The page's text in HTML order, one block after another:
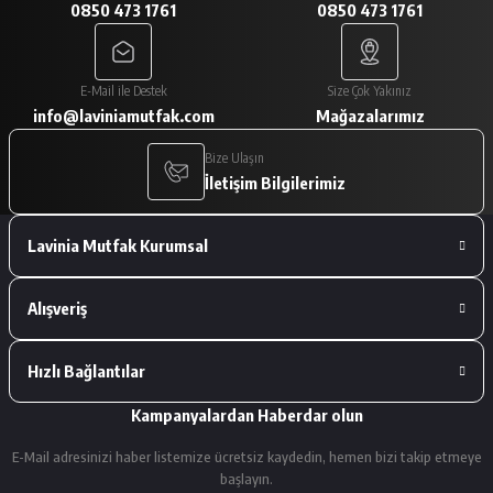
A... V... | 29/01/2026
Paketleme çok iyiydi. Ürünler tam
istediğimiz gibiydi.
A... V... | 29/01/2026
Deneyimini Paylaş
0850 473 1761 0850 473 1761
E-Mail ile Destek
info@laviniamutfak.com
Size Çok Yakınız
Mağazalarımız
Bize Ulaşın
İletişim Bilgilerimiz
Lavinia Mutfak Kurumsal
Alışveriş
Hızlı Bağlantılar
Kampanyalardan Haberdar olun
E-Mail adresinizi haber listemize ücretsiz kaydedin, hemen bizi takip etmeye
başlayın.